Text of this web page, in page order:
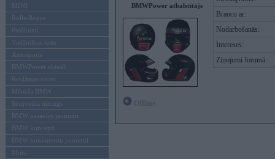
MINI
Rolls-Royce
Pasākumi
Vadāmības tests
Autosports
BMWPower aktuāli
Reklāmas raksti
Mēneša BMW
Sērijveida tūnings
BMW pasaules jaunumi
BMW koncepti
BMW konkurentu jaunumi
Moto
BMWPower atbalstītājs
Braucu ar:
Nodarbošanās:
Intereses:
Ziņojumi forumā: